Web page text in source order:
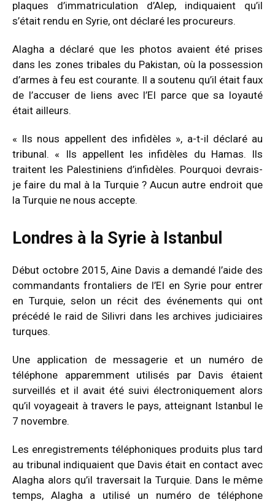
plaques d’immatriculation d’Alep, indiquaient qu’il
s’était rendu en Syrie, ont déclaré les procureurs.
Alagha a déclaré que les photos avaient été prises
dans les zones tribales du Pakistan, où la possession
d’armes à feu est courante. Il a soutenu qu’il était faux
de l’accuser de liens avec l’EI parce que sa loyauté
était ailleurs.
« Ils nous appellent des infidèles », a-t-il déclaré au
tribunal. « Ils appellent les infidèles du Hamas. Ils
traitent les Palestiniens d’infidèles. Pourquoi devrais-
je faire du mal à la Turquie ? Aucun autre endroit que
la Turquie ne nous accepte.
Londres à la Syrie à Istanbul
Début octobre 2015, Aine Davis a demandé l’aide des
commandants frontaliers de l’EI en Syrie pour entrer
en Turquie, selon un récit des événements qui ont
précédé le raid de Silivri dans les archives judiciaires
turques.
Une application de messagerie et un numéro de
téléphone apparemment utilisés par Davis étaient
surveillés et il avait été suivi électroniquement alors
qu’il voyageait à travers le pays, atteignant Istanbul le
7 novembre.
Les enregistrements téléphoniques produits plus tard
au tribunal indiquaient que Davis était en contact avec
Alagha alors qu’il traversait la Turquie. Dans le même
temps, Alagha a utilisé un numéro de téléphone